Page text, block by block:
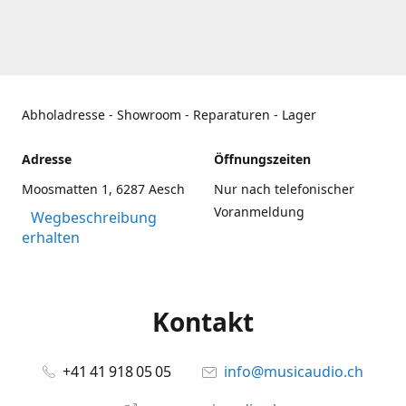
Abholadresse - Showroom - Reparaturen - Lager
Adresse
Moosmatten 1, 6287 Aesch
Wegbeschreibung
erhalten
Öffnungszeiten
Nur nach telefonischer
Voranmeldung
Kontakt
+41 41 918 05 05
info@musicaudio.ch